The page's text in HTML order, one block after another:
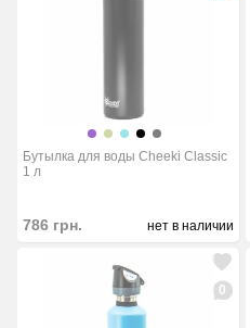
Бутылка для воды Cheeki Classic
1 л
786 грн. нет в наличии
0